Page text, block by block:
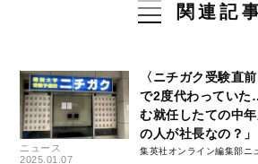
関連記
ニュース
2025.01.07
〈ニチガク受験直
で2度代わってい
む就任したての中
の人が社長なの？」
集英社オンライン編集部ニ